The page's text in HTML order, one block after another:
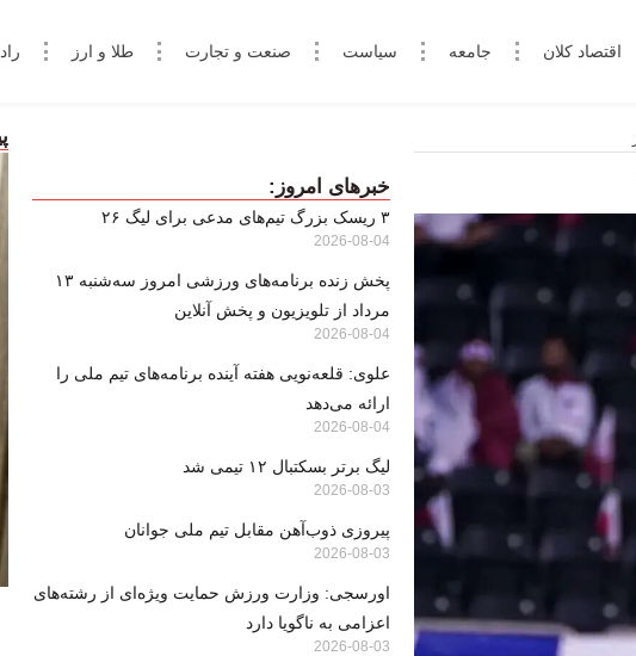
اقتصاد کلان جامعه سیاست صنعت و تجارت طلا و ارز
خبرهای امروز:
۳ ریسک بزرگ تیم‌های مدعی برای لیگ ۲۶
2026-08-04
پخش زنده برنامه‌های ورزشی امروز سه‌شنبه ۱۳
مرداد از تلویزیون و پخش آنلاین
2026-08-04
علوی: قلعه‌نویی هفته آینده برنامه‌های تیم ملی را
ارائه می‌دهد
2026-08-04
لیگ برتر بسکتبال ۱۲ تیمی شد
2026-08-03
پیروزی ذوب‌آهن مقابل تیم ملی جوانان
2026-08-03
اورسجی: وزارت ورزش حمایت ویژه‌ای از رشته‌های
اعزامی به ناگویا دارد
2026-08-03